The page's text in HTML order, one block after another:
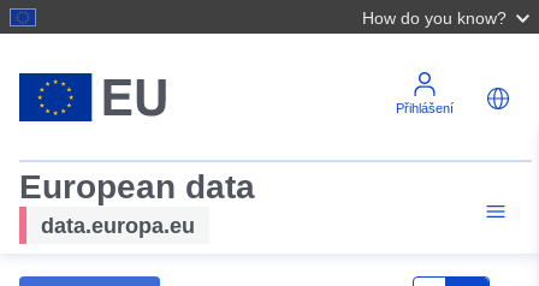
How do you know?
Přihlášení
European data
data.europa.eu